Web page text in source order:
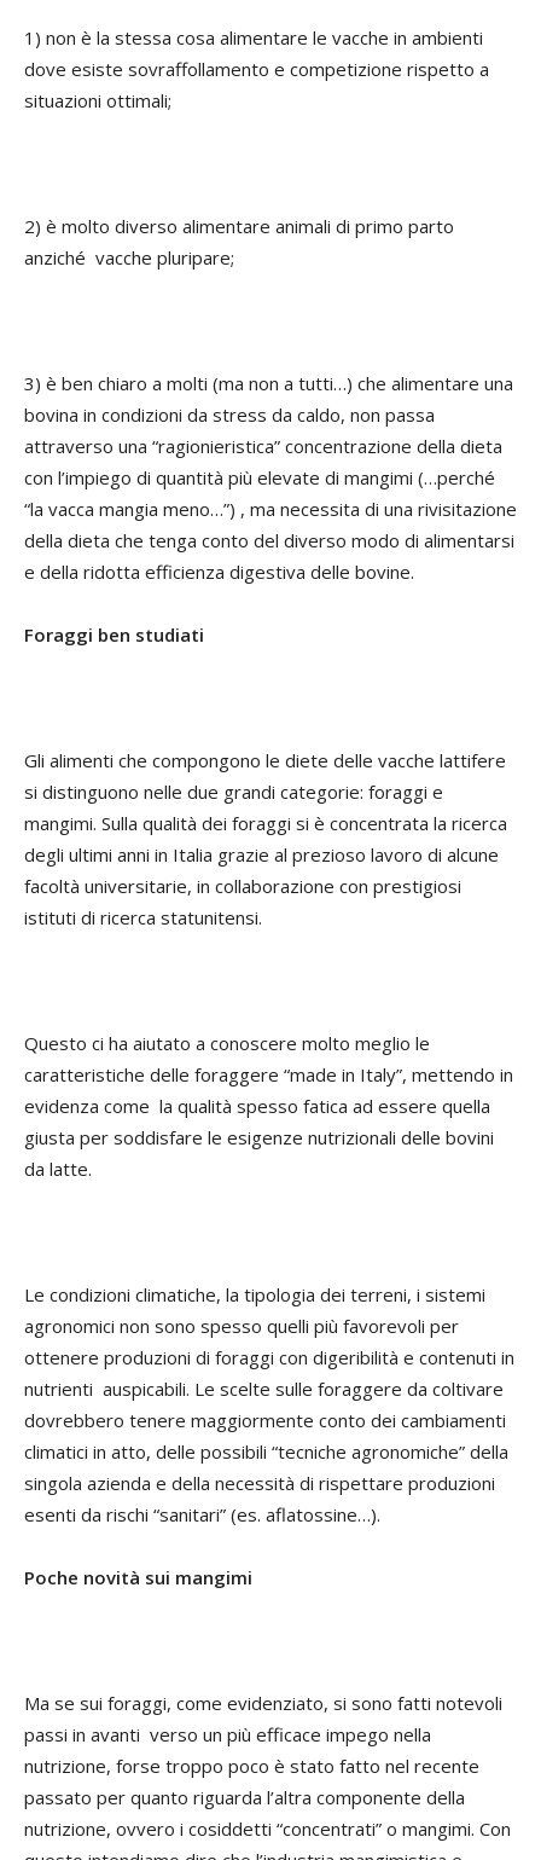
1) non è la stessa cosa alimentare le vacche in ambienti
dove esiste sovraffollamento e competizione rispetto a
situazioni ottimali;
2) è molto diverso alimentare animali di primo parto
anziché vacche pluripare;
3) è ben chiaro a molti (ma non a tutti…) che alimentare una
bovina in condizioni da stress da caldo, non passa
attraverso una “ragionieristica” concentrazione della dieta
con l’impiego di quantità più elevate di mangimi (…perché
“la vacca mangia meno…”) , ma necessita di una rivisitazione
della dieta che tenga conto del diverso modo di alimentarsi
e della ridotta efficienza digestiva delle bovine.
Foraggi ben studiati
Gli alimenti che compongono le diete delle vacche lattifere
si distinguono nelle due grandi categorie: foraggi e
mangimi. Sulla qualità dei foraggi si è concentrata la ricerca
degli ultimi anni in Italia grazie al prezioso lavoro di alcune
facoltà universitarie, in collaborazione con prestigiosi
istituti di ricerca statunitensi.
Questo ci ha aiutato a conoscere molto meglio le
caratteristiche delle foraggere “made in Italy”, mettendo in
evidenza come la qualità spesso fatica ad essere quella
giusta per soddisfare le esigenze nutrizionali delle bovini
da latte.
Le condizioni climatiche, la tipologia dei terreni, i sistemi
agronomici non sono spesso quelli più favorevoli per
ottenere produzioni di foraggi con digeribilità e contenuti in
nutrienti auspicabili. Le scelte sulle foraggere da coltivare
dovrebbero tenere maggiormente conto dei cambiamenti
climatici in atto, delle possibili “tecniche agronomiche” della
singola azienda e della necessità di rispettare produzioni
esenti da rischi “sanitari” (es. aflatossine…).
Poche novità sui mangimi
Ma se sui foraggi, come evidenziato, si sono fatti notevoli
passi in avanti verso un più efficace impego nella
nutrizione, forse troppo poco è stato fatto nel recente
passato per quanto riguarda l’altra componente della
nutrizione, ovvero i cosiddetti “concentrati” o mangimi. Con